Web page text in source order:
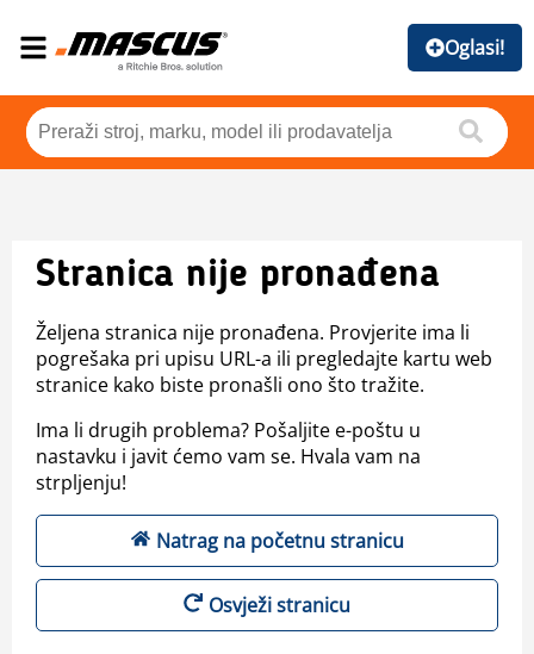
Oglasi!
Stranica nije pronađena
Željena stranica nije pronađena. Provjerite ima li
pogrešaka pri upisu URL-a ili pregledajte kartu web
stranice kako biste pronašli ono što tražite.
Ima li drugih problema? Pošaljite e-poštu u
nastavku i javit ćemo vam se. Hvala vam na
strpljenju!
Natrag na početnu stranicu
Osvježi stranicu